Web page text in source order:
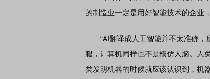
的制造业一定是用好智能技术的企业
“AI翻译成人工智能并不太准确，
腿，计算机同样也不是模仿人脑。人
类发明机器的时候就应该认识到，机